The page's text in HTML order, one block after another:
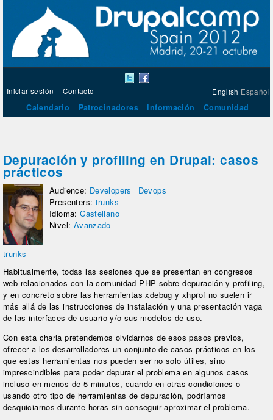
English Español
Iniciar sesión Contacto
Calendario Patrocinadores Información Comunidad
Depuración y profiling en Drupal: casos
prácticos
trunks
Audience: Developers
Devops
Presenters: trunks
Idioma:Castellano
Nivel: Avanzado
Habitualmente, todas las sesiones que se presentan en congresos
web relacionados con la comunidad PHP sobre depuración y profiling,
y en concreto sobre las herramientas xdebug y xhprof no suelen ir
más allá de las instrucciones de instalación y una presentación vaga
de las interfaces de usuario y/o sus modelos de uso.
Con esta charla pretendemos olvidarnos de esos pasos previos,
ofrecer a los desarrolladores un conjunto de casos prácticos en los
que estas herramientas nos pueden ser no solo útiles, sino
imprescindibles para poder depurar el problema en algunos casos
incluso en menos de 5 minutos, cuando en otras condiciones o
usando otro tipo de herramientas de depuración, podríamos
desquiciarnos durante horas sin conseguir aproximar el problema.